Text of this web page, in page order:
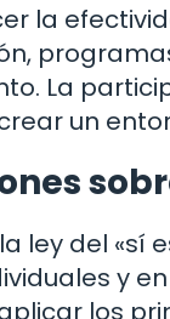
la
La
un
ley del
y
los